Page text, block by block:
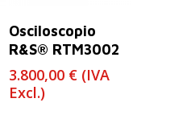
Leer Más
Osciloscopio
R&S® RTM3002
3.800,00 € (IVA
Excl.)